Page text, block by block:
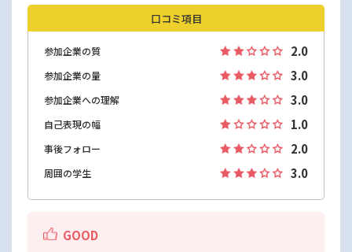
口コミ項目
参加企業の質 2.0
参加企業の量 3.0
参加企業への理解 3.0
自己表現の幅 1.0
事後フォロー 2.0
周囲の学生 3.0
GOOD